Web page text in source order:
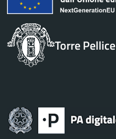
Torre Pellice